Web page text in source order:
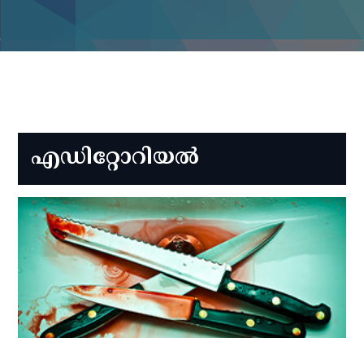
എഡിറ്റോറിയല്‍